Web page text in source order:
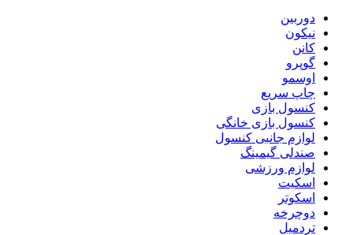
دوربین
نیکون
کانن
گوپرو
اوسمو
چاپ سریع
کنسول بازی
کنسول بازی خانگی
لوازم جانبی کنسول
صندلی گیمینگ
لوازم ورزشی
اسکیت
اسکوتر
دوچرخه
تردمیل